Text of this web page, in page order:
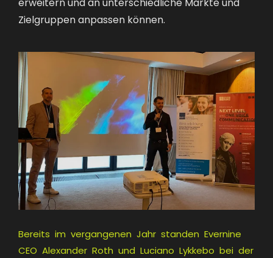
erweitern und an unterschiedliche Märkte und
Zielgruppen anpassen können.
Bereits im vergangenen Jahr standen Evernine
CEO Alexander Roth und Luciano Lykkebo bei der